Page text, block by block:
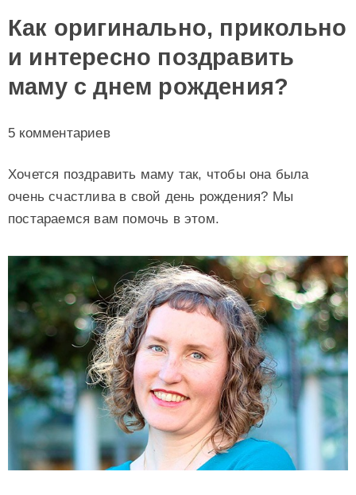
Как оригинально, прикольно
и интересно поздравить
маму с днем рождения?
5 комментариев
Хочется поздравить маму так, чтобы она была
очень счастлива в свой день рождения? Мы
постараемся вам помочь в этом.